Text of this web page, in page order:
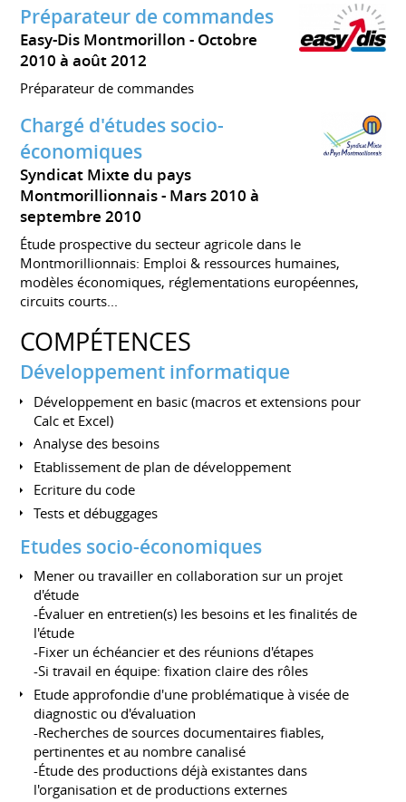
Préparateur de commandes
Easy-Dis Montmorillon
Octobre
2010 à août 2012
Préparateur de commandes
Chargé d'études socio-
économiques
Syndicat Mixte du pays
Montmorillionnais
Mars 2010 à
septembre 2010
Étude prospective du secteur agricole dans le
Montmorillionnais: Emploi & ressources humaines,
modèles économiques, réglementations européennes,
circuits courts...
COMPÉTENCES
Développement informatique
Développement en basic (macros et extensions pour
Calc et Excel)
Analyse des besoins
Etablissement de plan de développement
Ecriture du code
Tests et débuggages
Etudes socio-économiques
Mener ou travailler en collaboration sur un projet
d'étude
-Évaluer en entretien(s) les besoins et les finalités de
l'étude
-Fixer un échéancier et des réunions d'étapes
-Si travail en équipe: fixation claire des rôles
Etude approfondie d'une problématique à visée de
diagnostic ou d'évaluation
-Recherches de sources documentaires fiables,
pertinentes et au nombre canalisé
-Étude des productions déjà existantes dans
l'organisation et de productions externes